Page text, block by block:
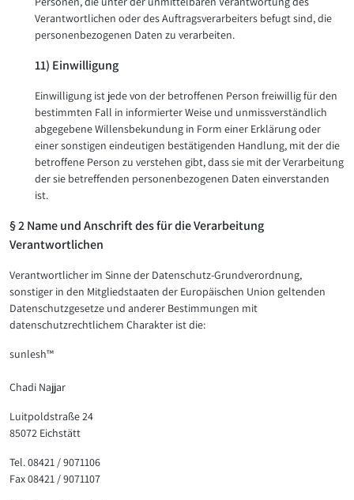
Verantwortlichen oder des Auftragsverarbeiters befugt sind, die
personenbezogenen Daten zu verarbeiten.
11) Einwilligung
Einwilligung ist jede von der betroffenen Person freiwillig für den
bestimmten Fall in informierter Weise und unmissverständlich
abgegebene Willensbekundung in Form einer Erklärung oder
einer sonstigen eindeutigen bestätigenden Handlung, mit der die
betroffene Person zu verstehen gibt, dass sie mit der Verarbeitung
der sie betreffenden personenbezogenen Daten einverstanden
ist.
§ 2 Name und Anschrift des für die Verarbeitung
Verantwortlichen
Verantwortlicher im Sinne der Datenschutz-Grundverordnung,
sonstiger in den Mitgliedstaaten der Europäischen Union geltenden
Datenschutzgesetze und anderer Bestimmungen mit
datenschutzrechtlichem Charakter ist die:
sunlesh™
Chadi Najjar
Luitpoldstraße 24
85072 Eichstätt
Tel. 08421 / 9071106
Fax 08421 / 9071107